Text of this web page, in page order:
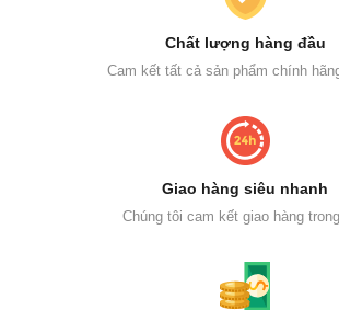
Chất lượng hàng đầu
Cam kết tất cả sản phẩm chính
Giao hàng siêu nhanh
Chúng tôi cam kết giao hàng